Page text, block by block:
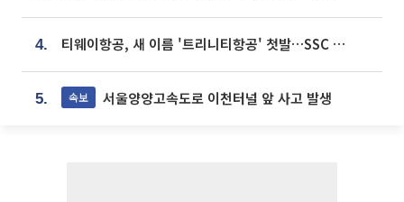
4. 티웨이항공, 새 이름 '트리니티항공' 첫발…SSC 전략 본격화
5. 속보 서울양양고속도로 이천터널 앞 사고 발생